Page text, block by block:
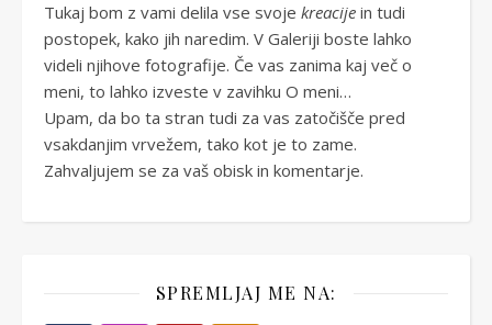
Tukaj bom z vami delila vse svoje kreacije in tudi
postopek, kako jih naredim. V Galeriji boste lahko
videli njihove fotografije. Če vas zanima kaj več o
meni, to lahko izveste v zavihku O meni…
Upam, da bo ta stran tudi za vas zatočišče pred
vsakdanjim vrvežem, tako kot je to zame.
Zahvaljujem se za vaš obisk in komentarje.
SPREMLJAJ ME NA: